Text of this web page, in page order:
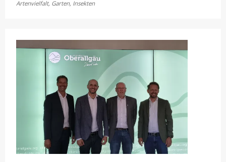
Artenvielfalt, Garten, Insekten